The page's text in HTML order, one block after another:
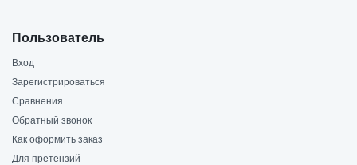
Пользователь
Вход
Зарегистрироваться
Сравнения
Обратный звонок
Как оформить заказ
Для претензий